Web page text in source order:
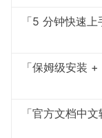
「5 分钟快速
「保姆级安装
「官方文档中